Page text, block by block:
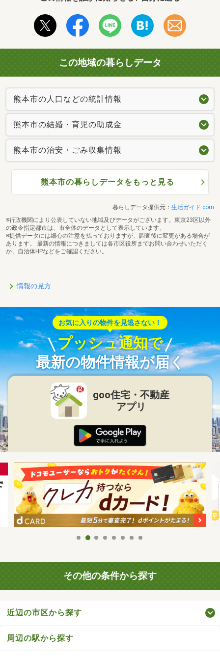
この地域の暮らしデータ
熊本市の人口などの統計情報
熊本市の結婚・育児の助成金
熊本市の治安・ごみ収集情報
熊本市の暮らしデータをもっと見る
暮らしデータ提供元： 生活ガイド.com
※行政機関により公表していない地域及びデータがございます。東京23区以外
の政令指定都市は、市全体のデータとして表示しています。
※提供データには細心の注意を払っておりますが、調査後に変更がある場合が
あります。 最新の情報につきましては各市区役所までお問い合わせいただく
か、自治体HPなどをご確認ください。
情報の見方
お気に入りの物件を見逃さない！
プッシュ通知で
最新の物件情報が届く
goo住宅・不動産
アプリ
その他の条件から探す
近辺の市区から探す
周辺の駅から探す